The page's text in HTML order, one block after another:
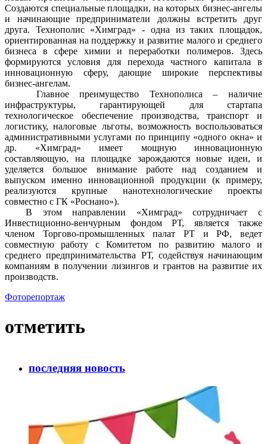
Создаются специальные площадки, на которых бизнес-ангелы
и начинающие предприниматели должны встретить друг
друга. Технополис «Химград» - одна из таких площадок,
ориентированная на поддержку и развитие малого и среднего
бизнеса в сфере химии и переработки полимеров. Здесь
формируются условия для перехода частного капитала в
инновационную сферу, дающие широкие перспективы
бизнес-ангелам.
Главное преимущество Технополиса – наличие
инфраструктуры, гарантирующей для стартапа
технологическое обеспечение производства, транспорт и
логистику, налоговые льготы, возможность воспользоваться
административными услугами по принципу «одного окна» и
др. «Химград» имеет мощную инновационную
составляющую, на площадке зарождаются новые идеи, и
уделяется большое внимание работе над созданием и
выпуском именно инновационной продукции (к примеру,
реализуются крупные нанотехнологические проекты
совместно с ГК «Роснано»).
В этом направлении «Химград» сотрудничает с
Инвестиционно-венчурным фондом РТ, является также
членом Торгово-промышленных палат РТ и РФ, ведет
совместную работу с Комитетом по развитию малого и
среднего предпринимательства РТ, содействуя начинающим
компаниям в получении лизингов и грантов на развитие их
производств.
Фоторепортаж
отметить
последняя новость